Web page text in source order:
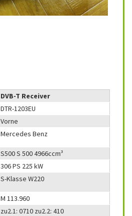
DVB-T Receiver
DTR-1203EU
Vorne
Mercedes Benz
S500 S 500 4966ccm³
306 PS 225 kW
S-Klasse W220
M 113.960
zu2.1: 0710 zu2.2: 410